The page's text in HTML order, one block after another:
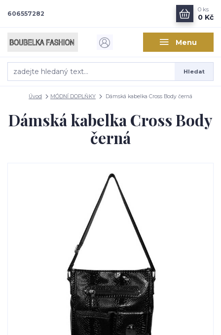
Menu
Hledat
606557282
0 ks
0 Kč
Úvod MÓDNÍ DOPLŇKY Dámská kabelka Cross Body černá
Dámská kabelka Cross Body
černá